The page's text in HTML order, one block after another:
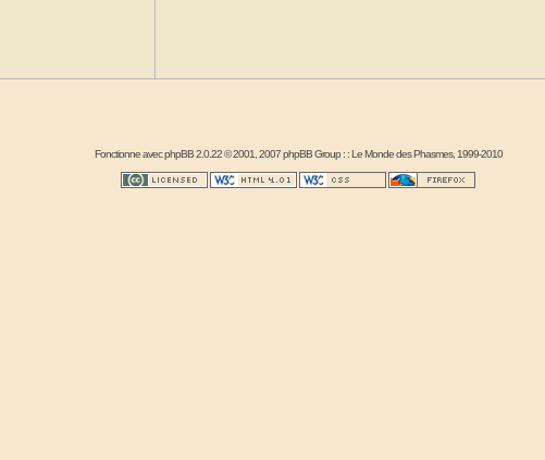
Fonctionne avecphpBB2.0.22 © 2001, 2007 phpBB Group : :Le Monde des Phasmes, 1999-2010